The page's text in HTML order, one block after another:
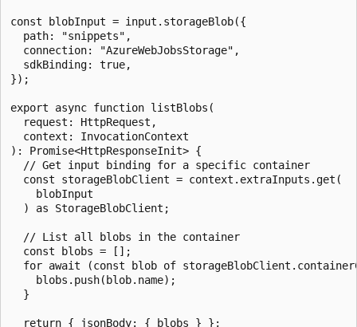
const blobInput = input.storageBlob({
  path: "snippets",
  connection: "AzureWebJobsStorage",
  sdkBinding: true,
});
export async function listBlobs(
  request: HttpRequest,
  context: InvocationContext
): Promise<HttpResponseInit> {
  // Get input binding for a specific container
  const storageBlobClient = context.extraInputs.get(
    blobInput
  ) as StorageBlobClient;
  // List all blobs in the container
  const blobs = [];
for await (const blob of
    blobs.push(blob.name);
  }
  return { jsonBody: { blobs } };